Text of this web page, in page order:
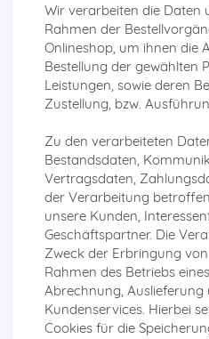
Wir verarbeiten die Daten
Rahmen der
Onlineshop, um ihnen die
Bestellung der gewählten
Leistungen, sowie deren
Zustellung, bzw.
Zu den verarbeiteten
Bestandsdaten,
Vertragsdaten,
der Verarbeitung
unsere Kunden,
Geschäftspartner. Die
Zweck der Erbringung
Rahmen des Betriebs
Abrechnung, Auslieferung
Kundenservices. Hierbei
Cookies für die